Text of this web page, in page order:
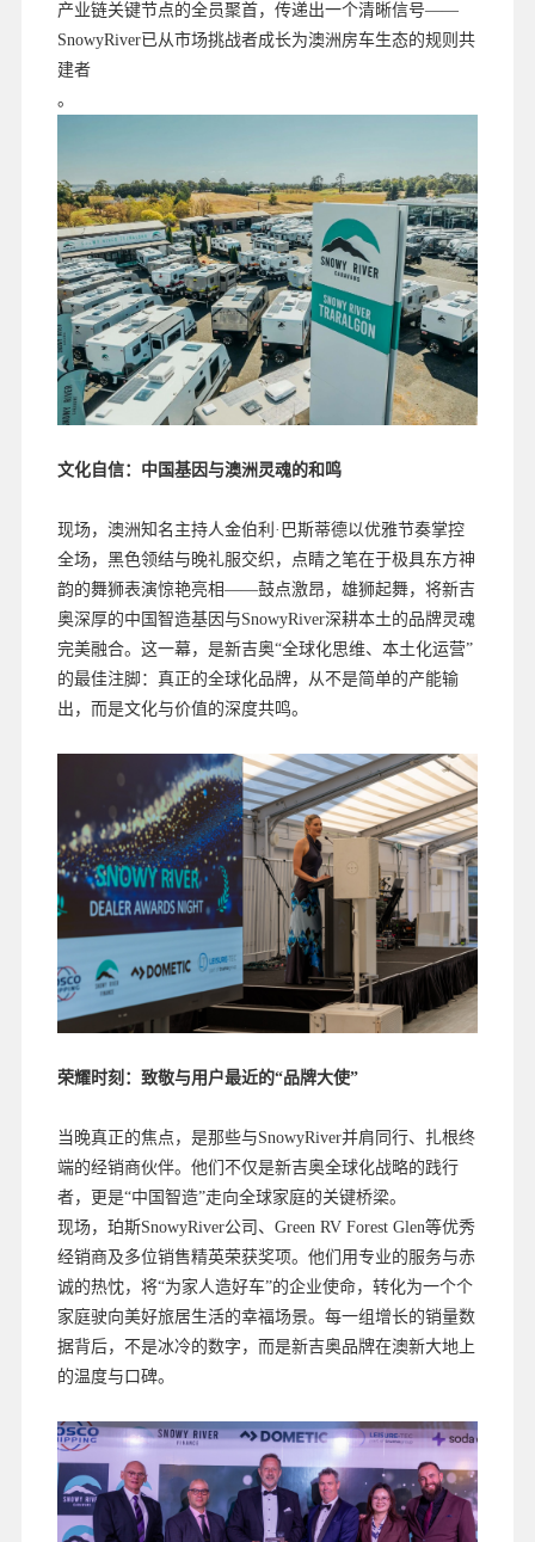
产业链关键节点的全员聚首，传递出一个清晰信号——
SnowyRiver已从市场挑战者成长为澳洲房车生态的规则共
建者
。
文化自信：中国基因与澳洲灵魂的和鸣
现场，澳洲知名主持人金伯利·巴斯蒂德以优雅节奏掌控
全场，黑色领结与晚礼服交织，点睛之笔在于极具东方神
韵的舞狮表演惊艳亮相——鼓点激昂，雄狮起舞，将新吉
奥深厚的中国智造基因与SnowyRiver深耕本土的品牌灵魂
完美融合。这一幕，是新吉奥“全球化思维、本土化运营”
的最佳注脚：真正的全球化品牌，从不是简单的产能输
出，而是文化与价值的深度共鸣。
荣耀时刻：致敬与用户最近的“品牌大使”
当晚真正的焦点，是那些与SnowyRiver并肩同行、扎根终
端的经销商伙伴。他们不仅是新吉奥全球化战略的践行
者，更是“中国智造”走向全球家庭的关键桥梁。
现场，珀斯SnowyRiver公司、Green RV Forest Glen等优秀
经销商及多位销售精英荣获奖项。他们用专业的服务与赤
诚的热忱，将“为家人造好车”的企业使命，转化为一个个
家庭驶向美好旅居生活的幸福场景。每一组增长的销量数
据背后，不是冰冷的数字，而是新吉奥品牌在澳新大地上
的温度与口碑。